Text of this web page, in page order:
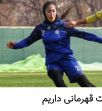
قهرمانی داریم